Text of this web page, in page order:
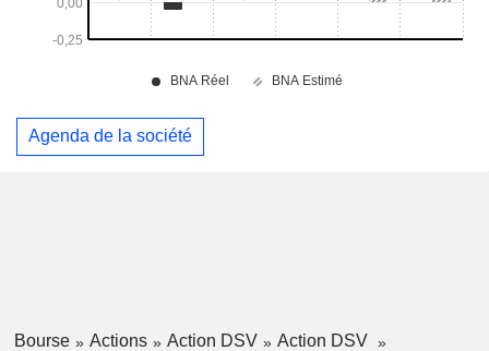
Agenda de la société
Bourse Actions Action DSV
Action DSV